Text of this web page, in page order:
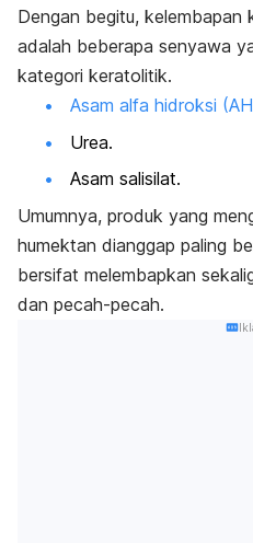
Dengan begitu, kelembapan
adalah beberapa senyawa
kategori keratolitik.
Asam alfa hidroksi
Urea.
Asam salisilat.
Umumnya, produk yang
humektan dianggap paling
bersifat melembapkan
dan pecah-pecah.